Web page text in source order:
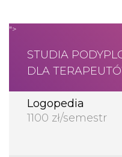
">
STUDIA
DLA
Logopedia
1100 zł/semestr